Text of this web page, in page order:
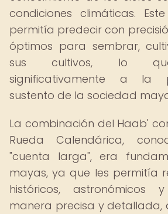
condiciones climáticas.
permitía predecir con
óptimos para sembrar,
sus cultivos, lo
significativamente a la
sustento de la sociedad
La combinación del Haab'
Rueda Calendárica,
"cuenta larga", era
mayas, ya que les permitía
históricos, astronómicos
manera precisa y detallada,